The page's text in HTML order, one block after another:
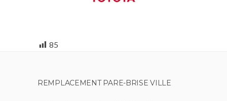
85
REMPLACEMENT PARE-BRISE VILLE